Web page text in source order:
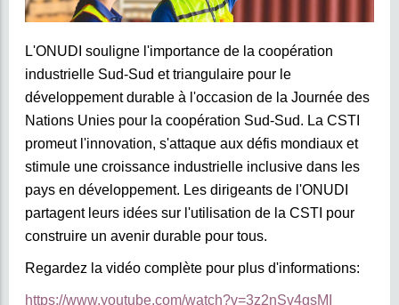
L'ONUDI souligne l'importance de la coopération
industrielle Sud-Sud et triangulaire pour le
développement durable à l'occasion de la Journée des
Nations Unies pour la coopération Sud-Sud. La CSTI
promeut l'innovation, s'attaque aux défis mondiaux et
stimule une croissance industrielle inclusive dans les
pays en développement. Les dirigeants de l'ONUDI
partagent leurs idées sur l'utilisation de la CSTI pour
construire un avenir durable pour tous.
Regardez la vidéo complète pour plus d'informations:
https://www.youtube.com/watch?v=3z2nSv4gsMI